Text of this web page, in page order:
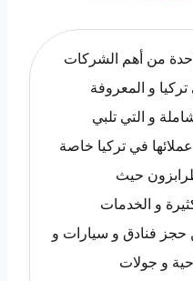
من أهم الشركات
و المعروفة
و التي تلبي
في تركيا خاصة
حيث
و الخدمات
حجز فنادق و سيارات و
و جولات